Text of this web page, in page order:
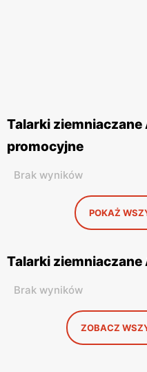
Talarki
promocyjne
Brak wyników
POKAŻ
Talarki
Brak wyników
ZOBACZ